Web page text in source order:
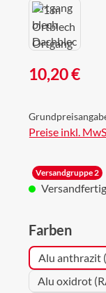
Regulärer Preis:
10,20 €
Preise inkl.
Versandgruppe 2
Farben
Alu anthrazit
Alu oxidrot